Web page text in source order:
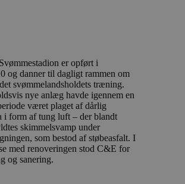
er opført i
og danner til dagligt rammen om
svømmelandsholdets træning.
nye anlæg havde igennem en
været plaget af dårlig
i form af tung luft – der blandt
skimmelsvamp under
som bestod af støbeasfalt. I
med renoveringen stod C&E for
og sanering.